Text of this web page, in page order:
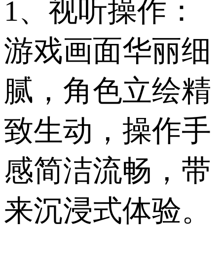
1、视听操作：
游戏画面华丽细
腻，角色立绘精
致生动，操作手
感简洁流畅，带
来沉浸式体验。